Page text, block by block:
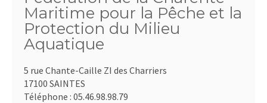
Maritime pour la Pêche et la
Protection du Milieu
Aquatique
5 rue Chante-Caille ZI des Charriers
17100 SAINTES
Téléphone : 05.46.98.98.79